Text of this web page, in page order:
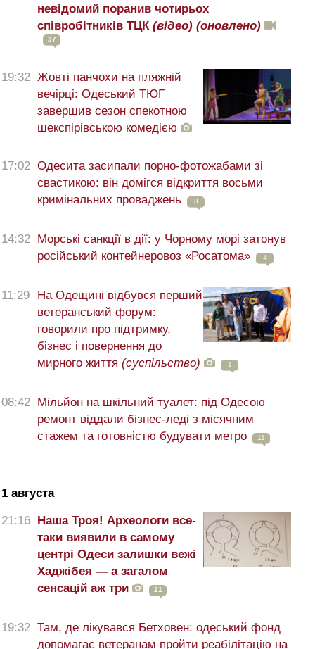
невідомий поранив чотирьох
співробітників ТЦК (відео) (оновлено)
37
19:32 Жовті панчохи на пляжній
вечірці: Одеський ТЮГ
завершив сезон спекотною
шекспірівською комедією
17:02 Одесита засипали порно-фотожабами зі
свастикою: він домігся відкриття восьми
кримінальних проваджень
8
14:32
Морські санкції в дії: у Чорному морі затонув
російський контейнеровоз «Росатома»
4
11:29
На Одещині відбувся перший
ветеранський форум:
говорили про підтримку,
бізнес і повернення до
мирного життя (суспільство) 1
08:42
Мільйон на шкільний туалет: під Одесою
ремонт віддали бізнес-леді з місячним
стажем та готовністю будувати метро
11
1 августа
21:16
Наша Троя! Археологи все-
таки виявили в самому
центрі Одеси залишки вежі
Хаджібея — а загалом
сенсацій аж три
21
19:32 Там, де лікувався Бетховен: одеський фонд
допомагає ветеранам пройти реабілітацію на